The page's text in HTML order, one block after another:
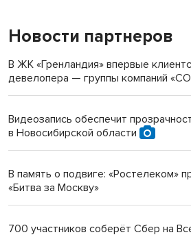
«Мы живём на пастбище!»: в
терроризируют жителей
Инвалид получил условный срок за
Новосибирский преподаватель с
Обновлённое отделение ВТБ
Новости партнеров
В ЖК «Гренландия» впервые
девелопера — группы компаний
Видеозапись обеспечит
в Новосибирской области
В память о подвиге: «Ростелеком»
«Битва за Москву»
700 участников соберёт Сбер на